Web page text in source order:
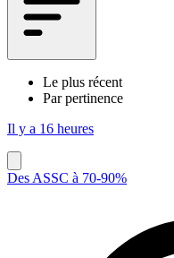
Le plus récent
Par pertinence
Il y a 16 heures
Des ASSC à 70-90%